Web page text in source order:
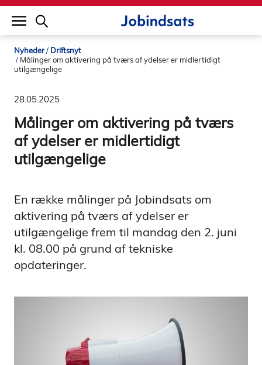
builddate: 2026-02-02 16:12:57
Nyheder
Driftsnyt
Målinger om aktivering på tværs af ydelser er midlertidigt
utilgængelige
28.05.2025
Målinger om aktivering på tværs
af ydelser er midlertidigt
utilgængelige
En række målinger på Jobindsats om
aktivering på tværs af ydelser er
utilgængelige frem til mandag den 2. juni
kl. 08.00 på grund af tekniske
opdateringer.